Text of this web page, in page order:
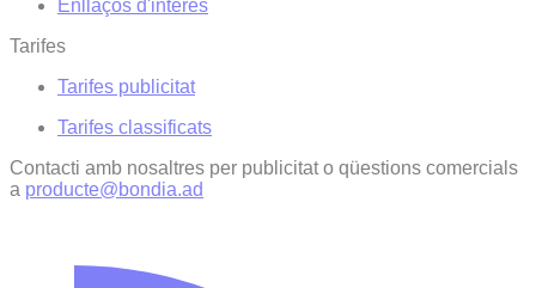
Enllaços d'interés
Tarifes
Tarifes publicitat
Tarifes classificats
Contacti amb nosaltres per publicitat o qüestions comercials
a producte@bondia.ad